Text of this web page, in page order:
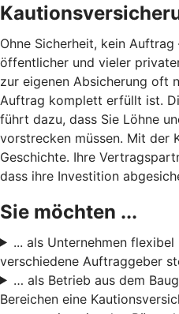
Ohne Sicherheit, kein
öffentlicher und vieler
zur eigenen Absicherung oft
Auftrag komplett erfüllt ist.
führt dazu, dass Sie Löhne
vorstrecken müssen. Mit der
Geschichte. Ihre
dass ihre Investition
Sie möchten ...
... als Unternehmen
verschiedene Auftraggeber
… als Betrieb aus dem
Bereichen eine